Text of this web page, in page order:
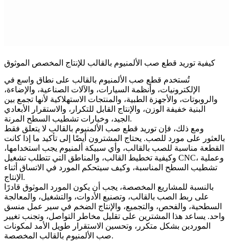
كيفية توريد قطع صب الألمنيوم بالقالب للإنتاج المخصص الموثوق
تُستخدم قطع صب الألمنيوم بالقالب على نطاق واسع في
الإلكترونيات، وأنظمة السيارات، والآلات الصناعية، والإضاءة،
والروبوتات، والأجهزة الطبية، والمنتجات الاستهلاكية لأنها تجمع بين
البنية خفيفة الوزن، والإنتاج القابل للتكرار، والاستقرار الأبعادي
الجيد، وخيارات تشطيب السطح المرنة.
ومع ذلك، فإن توريد قطع صب الألمنيوم بالقالب لا يتعلق فقط
بالعثور على مورد للصب. يحتاج المشترون أيضًا إلى تأكيد ما إذا كانت
القطعة مناسبة للصب بالقالب، وأي سبيكة ألمنيوم يجب استخدامها،
وكيفية تخطيط القالب، والمناطق التي تتطلب تشغيل CNC، وعملية
تشطيب السطح المناسبة، وكيف سيتحكم المورد في الاتساق أثناء
الإنتاج.
بالنسبة للمشاريع المخصصة، يجب أن يكون المورد الموثوق قادرًا
على ربط الصب بالقالب، وتصنيع الأدوات، والتشغيل، والمعالجة
السطحية، والفحص، والتجميع، والإنتاج الضخم في سير عمل منسق
واحد. يساعد هذا المشترين على تقليل مخاطر التواصل، وتجنب تغيير
الموردين بشكل متكرر، وتحسين الاستقرار طويل الأمد لمكونات
صب الألمنيوم بالقالب المخصصة.